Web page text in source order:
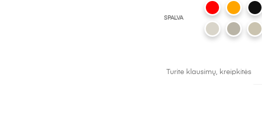
SPALVA
Turite klausimų, kreipkitės